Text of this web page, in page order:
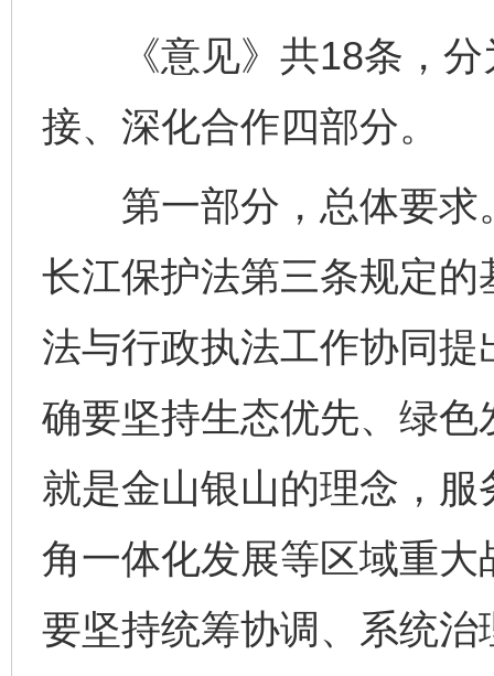
《意见》共18条，分
接、深化合作四部分。
第一部分，总体要求
长江保护法第三条规定
法与行政执法工作协同
确要坚持生态优先、绿
就是金山银山的理念，
角一体化发展等区域重
要坚持统筹协调、系统